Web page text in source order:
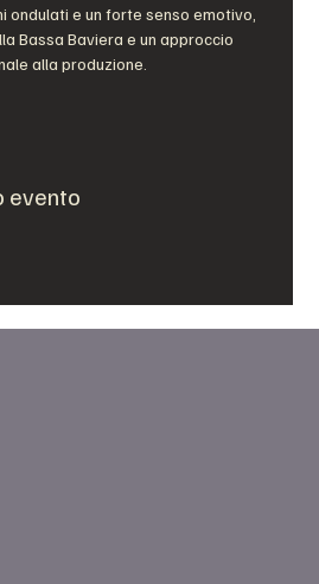
e un forte senso emotivo,
Bassa Baviera e un approccio
alla produzione.
evento